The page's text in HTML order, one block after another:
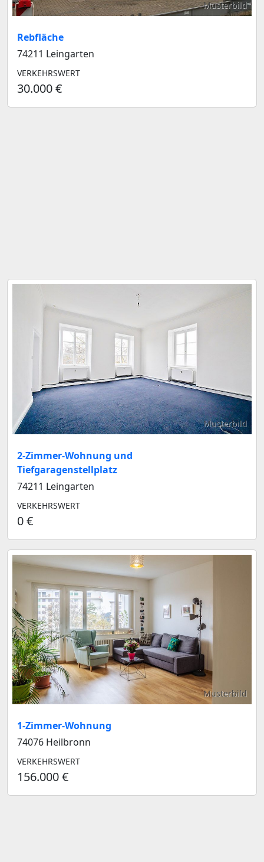
Musterbild
Rebfläche
74211 Leingarten
VERKEHRSWERT
30.000 €
Musterbild
2-Zimmer-Wohnung und
Tiefgaragenstellplatz
74211 Leingarten
VERKEHRSWERT
0 €
Musterbild
1-Zimmer-Wohnung
74076 Heilbronn
VERKEHRSWERT
156.000 €